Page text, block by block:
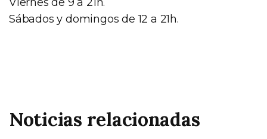
Sábados y domingos de 12 a 21h.
Noticias relacionadas